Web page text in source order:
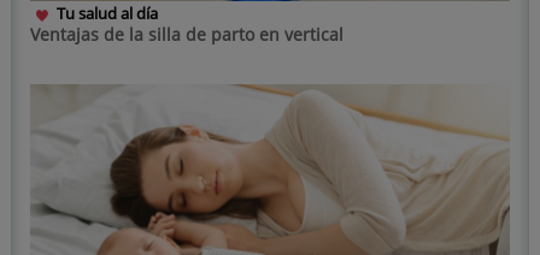
Tu salud al día
Ventajas de la silla de parto en vertical